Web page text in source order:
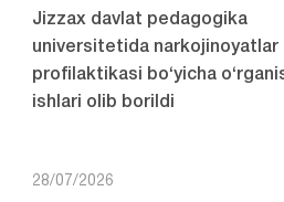
Jizzax davlat pedagogika
universitetida narkojinoyatlar
profilaktikasi bo‘yicha
ishlari olib borildi
28/07/2026